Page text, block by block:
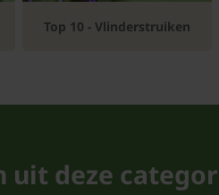
Top 10 - Vlinderstruiken
uit deze